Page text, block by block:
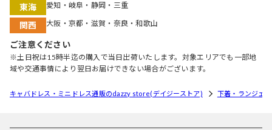
東海 愛知・岐阜・静岡・三重
関西 大阪・京都・滋賀・奈良・和歌山
ご注意ください
※土日祝は15時半迄の購入で当日出荷いたします。対象エリアでも一部地
域や交通事情により翌日お届けできない場合がございます。
キャバドレス・ミニドレス通販のdazzy store(デイジーストア) 下着・ランジェ